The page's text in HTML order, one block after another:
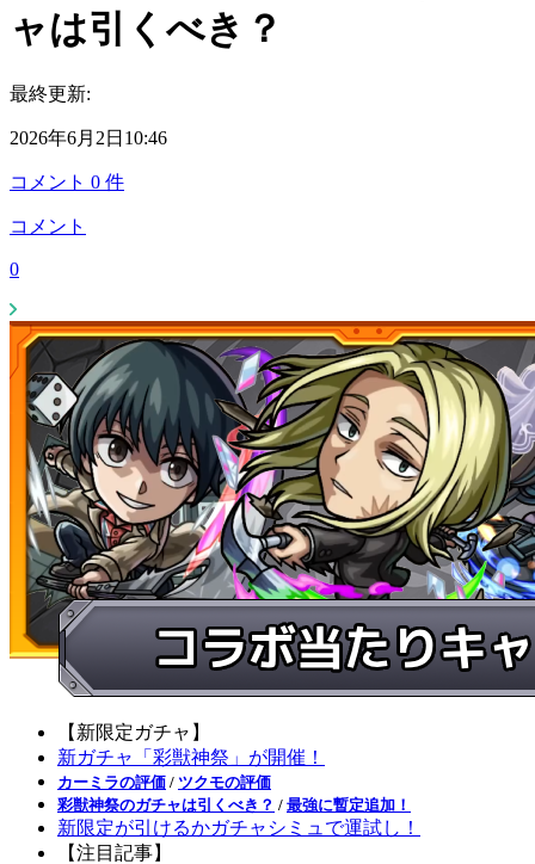
ャは引くべき？
最終更新:
2026年6月2日10:46
コメント 0 件
コメント
0
【新限定ガチャ】
新ガチャ「彩獣神祭」が開催！
カーミラの評価 / ツクモの評価
彩獣神祭のガチャは引くべき？ / 最強に暫定追加！
新限定が引けるかガチャシミュで運試し！
【注目記事】